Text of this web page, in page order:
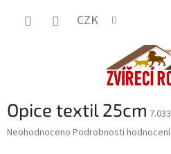
CZK
Opice textil 25cm 7.033
Průměrné
Neohodnoceno Podrobnosti hodnocení